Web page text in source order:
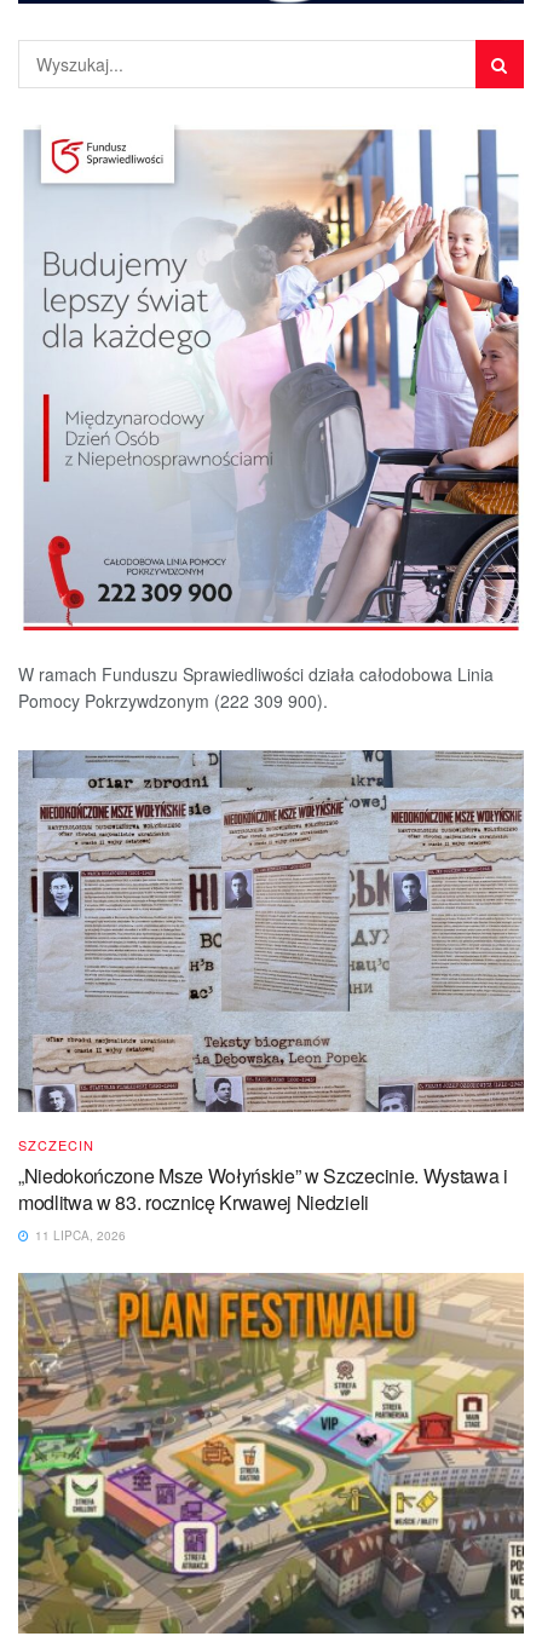
W ramach Funduszu Sprawiedliwości działa całodobowa Linia
Pomocy Pokrzywdzonym (222 309 900).
SZCZECIN
„Niedokończone Msze Wołyńskie” w Szczecinie. Wystawa i
modlitwa w 83. rocznicę Krwawej Niedzieli
11 LIPCA, 2026